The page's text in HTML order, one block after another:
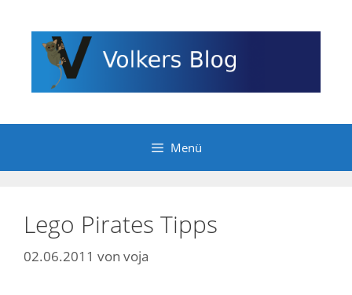
Inhalt
springen
Menü
Lego Pirates Tipps
02.06.2011 von voja